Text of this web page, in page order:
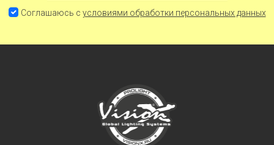
Соглашаюсь с условиями обработки персональных данных